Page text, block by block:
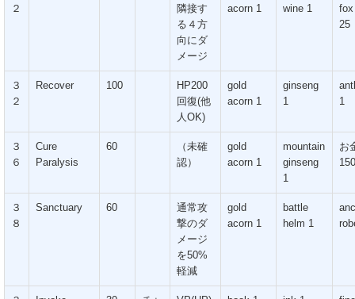
２
隣接す
る４方
向にダ
メージ
acorn 1
wine 1
25
３
２
Recover 100
HP200
回復(他
人OK)
gold
acorn 1
ginseng
1
1
３
６
Cure
Paralysis
60
（未確
認）
gold
acorn 1
mountain
ginseng
1
お
150
３
８
Sanctuary 60
通常攻
撃のダ
メージ
を50%
軽減
gold
acorn 1
battle
helm 1